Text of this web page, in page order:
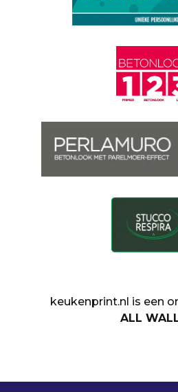
keukenprint.nl is een
ALL